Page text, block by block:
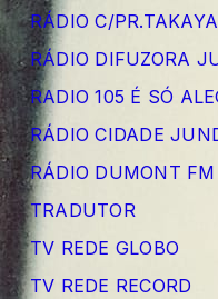
RÁDIO C/
RÁDIO DIFUZORA
RADIO 105 É SÓ
RÁDIO CIDADE
RÁDIO DUMONT
TRADUTOR
TV REDE GLOBO
TV REDE RECORD